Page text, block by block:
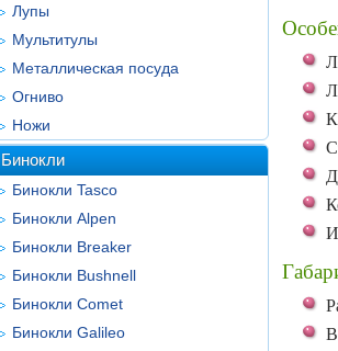
Лупы
Мультитулы
Металлическая посуда
Огниво
Ножи
Бинокли
Бинокли Tasco
Бинокли Alpen
Бинокли Breaker
Бинокли Bushnell
Бинокли Comet
Бинокли Galileo